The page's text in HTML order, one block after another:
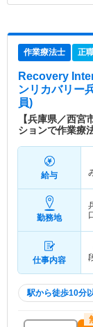
作業療法士 正
Recovery
ンリカバリー
員)
【兵庫県／西
ションで作業療
給与
勤務地
仕事内容
駅から徒歩10分